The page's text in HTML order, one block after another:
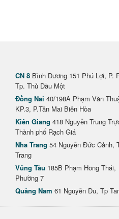
CN 8 Bình Dương 151 Phú Lợi, P.
Tp. Thủ Dầu Một
Đồng Nai 40/198A Phạm Văn
KP.3, P.Tân Mai Biên Hòa
Kiên Giang 418 Nguyễn Trung
Thành phố Rạch Giá
Nha Trang 54 Nguyễn Đức Cảnh,
Trang
Vũng Tàu 185B Phạm Hồng Thái,
Phường 7
Quảng Nam 61 Nguyễn Du, Tp